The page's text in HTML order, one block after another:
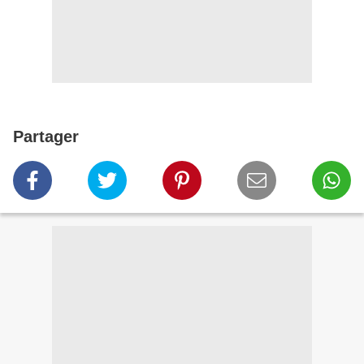
Partager